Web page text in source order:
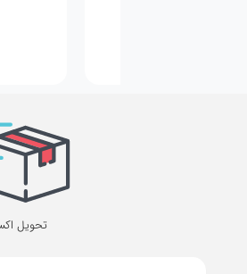
تحویل